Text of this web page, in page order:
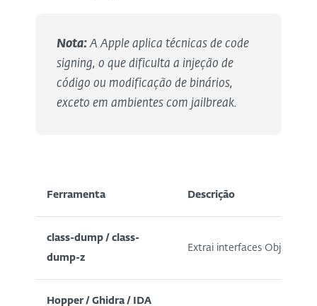
Nota:A Apple aplica técnicas de code
signing, o que dificulta a injeção de
código ou modificação de binários,
exceto em ambientes com jailbreak.
Ferramenta Descrição
class-dump / class-
dump-z
Extrai interfaces Objective-
Hopper / Ghidra / IDA